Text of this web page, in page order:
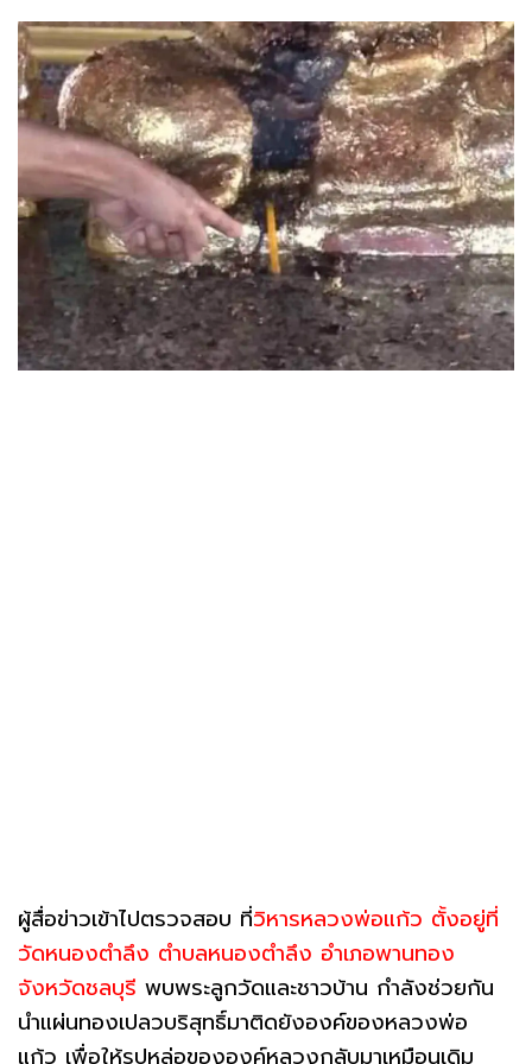
ผู้สื่อข่าวเข้าไปตรวจสอบ ที่วิหารหลวงพ่อแก้ว ตั้งอยู่ที่
วัดหนองตำลึง ตำบลหนองตำลึง อำเภอพานทอง
จังหวัดชลบุรี พบพระลูกวัดและชาวบ้าน กำลังช่วยกัน
นำแผ่นทองเปลวบริสุทธิ์มาติดยังองค์ของหลวงพ่อ
แก้ว เพื่อให้รูปหล่อขององค์หลวงกลับมาเหมือนเดิม